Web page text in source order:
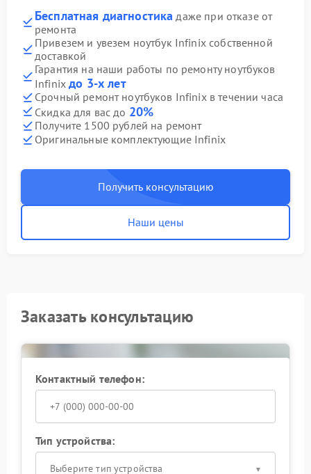
Бесплатная диагностика даже при отказе от
ремонта
Привезем и увезем ноутбук Infinix собственной
доставкой
Гарантия на наши работы по ремонту ноутбуков
Infinixдо 3-х лет
Срочный ремонт ноутбуков Infinix в течении часа
Скидка для вас до 20%
Получите 1500 рублей на ремонт
Оригинальные комплектующие Infinix
Получить консультацию
Наши цены
Заказать консультацию
Контактный телефон:
Тип устройства:
Выберите тип устройства